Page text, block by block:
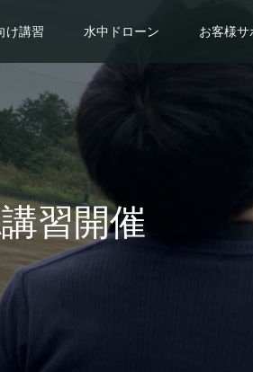
け講習 水中ドローン お客様サ
習開催